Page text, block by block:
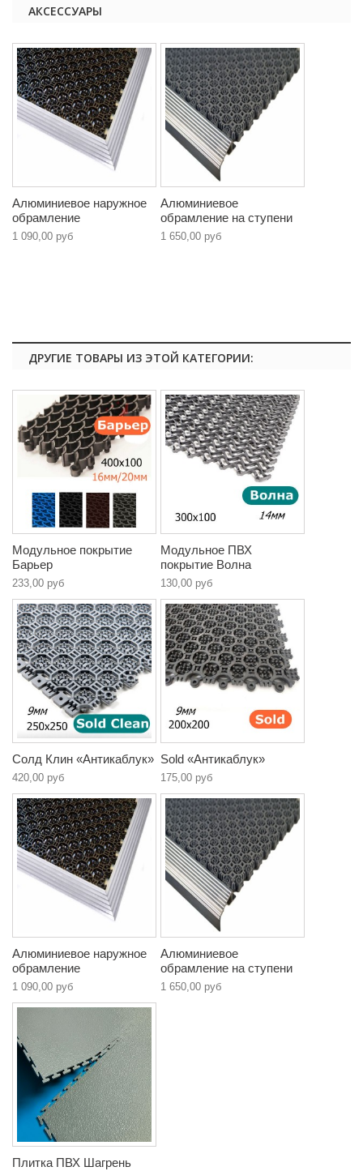
АКСЕССУАРЫ
Алюминиевое наружное
обрамление
1 090,00 руб
Алюминиевое
обрамление на ступени
1 650,00 руб
ДРУГИЕ ТОВАРЫ ИЗ ЭТОЙ КАТЕГОРИИ:
Модульное покрытие
Барьер
233,00 руб
Модульное ПВХ
покрытие Волна
130,00 руб
Солд Клин «Антикаблук»
420,00 руб
Sold «Антикаблук»
175,00 руб
Алюминиевое наружное
обрамление
1 090,00 руб
Алюминиевое
обрамление на ступени
1 650,00 руб
Плитка ПВХ Шагрень